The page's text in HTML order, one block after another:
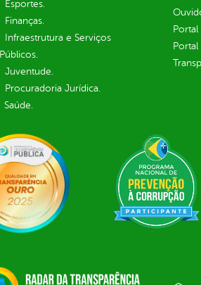
Esportes.
Finanças.
Infraestrutura e Serviços
Públicos.
Juventude.
Procuradoria Jurídica.
Saúde.
Portal